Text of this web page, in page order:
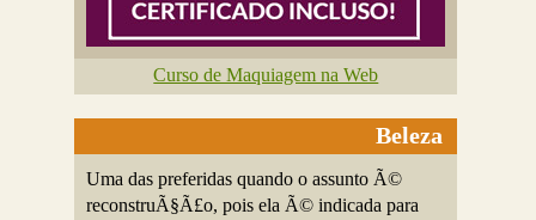
Curso de Maquiagem na Web
Beleza
Uma das preferidas quando o assunto Ã©
reconstruÃ§Ã£o, pois ela Ã© indicada para